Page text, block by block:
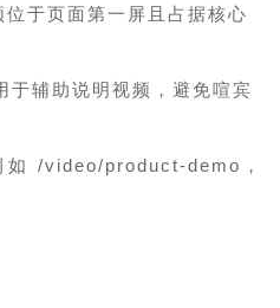
位于页面第一屏且占据核心
于辅助说明视频，避免喧宾
如 /video/product-demo，